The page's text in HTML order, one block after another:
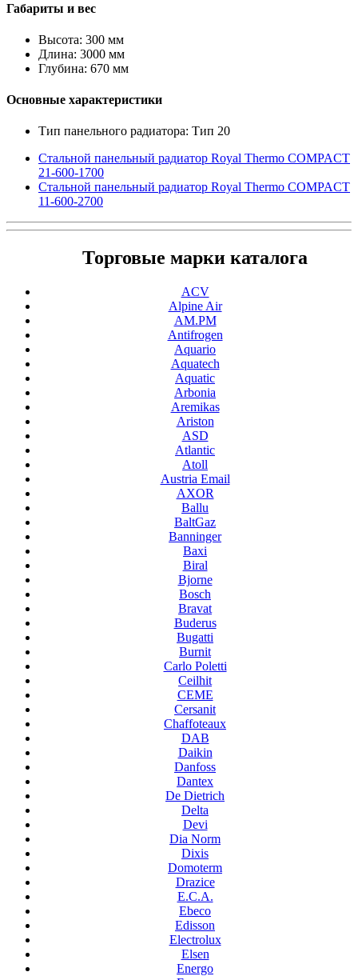
Габариты и вес
Высота: 300 мм
Длина: 3000 мм
Глубина: 670 мм
Основные характеристики
Тип панельного радиатора: Тип 20
Стальной панельный радиатор Royal Thermo COMPACT
21-600-1700
Стальной панельный радиатор Royal Thermo COMPACT
11-600-2700
Торговые марки каталога
ACV
Alpine Air
AM.PM
Antifrogen
Aquario
Aquatech
Aquatic
Arbonia
Aremikas
Ariston
ASD
Atlantic
Atoll
Austria Email
AXOR
Ballu
BaltGaz
Banninger
Baxi
Biral
Bjorne
Bosch
Bravat
Buderus
Bugatti
Burnit
Carlo Poletti
Ceilhit
CEME
Cersanit
Chaffoteaux
DAB
Daikin
Danfoss
Dantex
De Dietrich
Delta
Devi
Dia Norm
Dixis
Domoterm
Drazice
E.C.A.
Ebeco
Edisson
Electrolux
Elsen
Energo